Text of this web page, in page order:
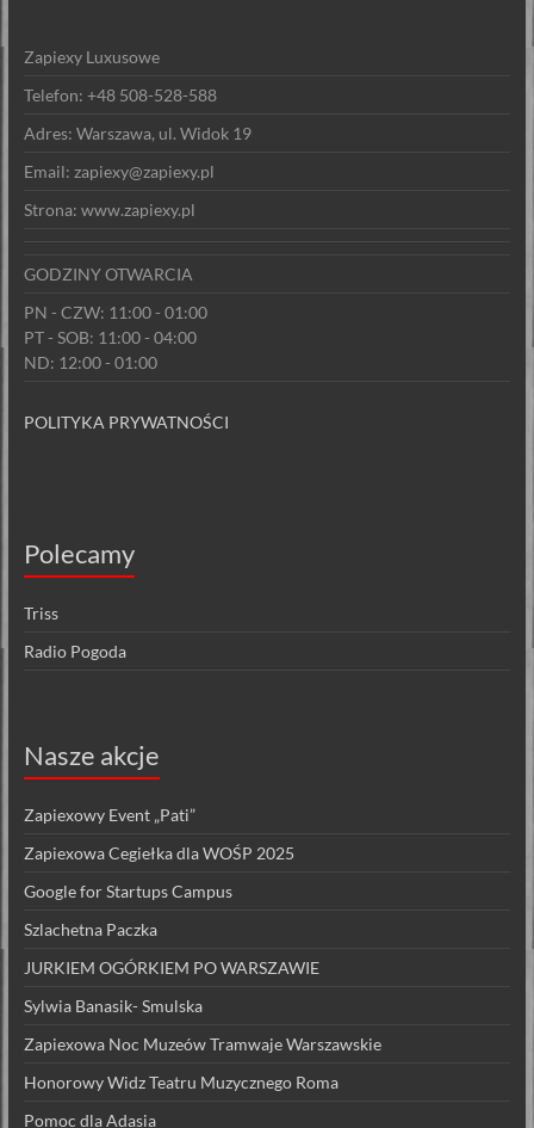
Zapiexy Luxusowe
Telefon: +48 508-528-588
Adres: Warszawa, ul. Widok 19
Email: zapiexy@zapiexy.pl
Strona: www.zapiexy.pl
GODZINY OTWARCIA
PN - CZW: 11:00 - 01:00
PT - SOB: 11:00 - 04:00
ND: 12:00 - 01:00
POLITYKA PRYWATNOŚCI
Polecamy
Triss
Radio Pogoda
Nasze akcje
Zapiexowy Event „Pati”
Zapiexowa Cegiełka dla WOŚP 2025
Google for Startups Campus
Szlachetna Paczka
JURKIEM OGÓRKIEM PO WARSZAWIE
Sylwia Banasik- Smulska
Zapiexowa Noc Muzeów Tramwaje Warszawskie
Honorowy Widz Teatru Muzycznego Roma
Pomoc dla Adasia